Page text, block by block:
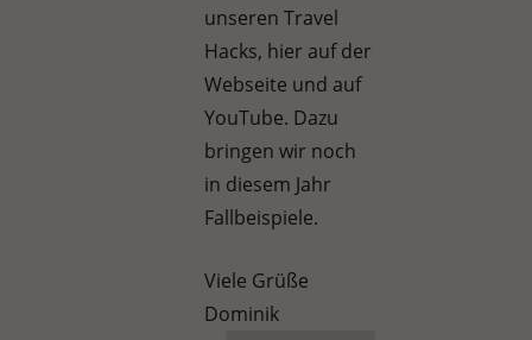
unseren Travel
Hacks, hier auf der
Webseite und auf
YouTube. Dazu
bringen wir noch
in diesem Jahr
Fallbeispiele.
Viele Grüße
Dominik